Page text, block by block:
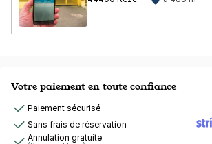
Votre paiement en toute confiance
Paiement sécurisé
Sans frais de réservation
Annulation gratuite